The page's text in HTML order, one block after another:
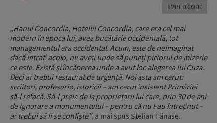
EMBED CODE
„Hanul Concordia, Hotelul Concordia, care era cel mai
modern în epoca lui, avea bucătărie occidentală, tot
managementul era occidental. Acum, este de neimaginat
dacă intrați acolo, nu aveți unde să puneți piciorul de mizerie
ce este. Există și încăperea unde a avut loc alegerea lui Cuza.
Deci ar trebui restaurat de urgență. Noi asta am cerut:
scriitori, profesorio, istoricii – am cerut insistent Primăriei
să-l refacă. Să-l preia de la proprietarii lui care, prin 30 de ani
de ignorare a monumentului – pentru că nu l-au întreținut –
ar trebui să li se confiște”, a mai spus Stelian Tănase.